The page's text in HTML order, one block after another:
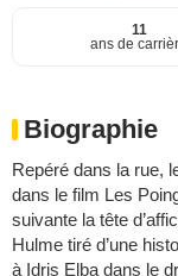
11
ans de
Biographie
Repéré dans la rue,
dans le film Les
suivante la tête
Hulme tiré d’une
à Idris Elba dans le